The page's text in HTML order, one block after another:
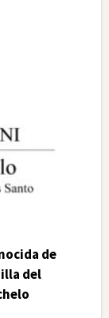
de
del